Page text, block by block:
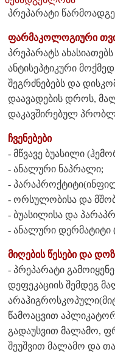
პრეპარატი
ფარმაკოლოგიური
პრეპარატს
ანტისეპტიკური
შეგრძნებებს და
დაავადების დროს,
დაკავშირებულ
ჩვენებები
- მწვავე ბუასილი
- ანალური ნაპრალი;
-
- ორსულობისა და
- ბუასილისა და
- ანალური დერმატიტი
მიღების წესები და
- პრეპარატი
დეფეკაციის შემდეგ
წამოაცვით
გადაუსვით მალამო,
შეუშვით მალამო და